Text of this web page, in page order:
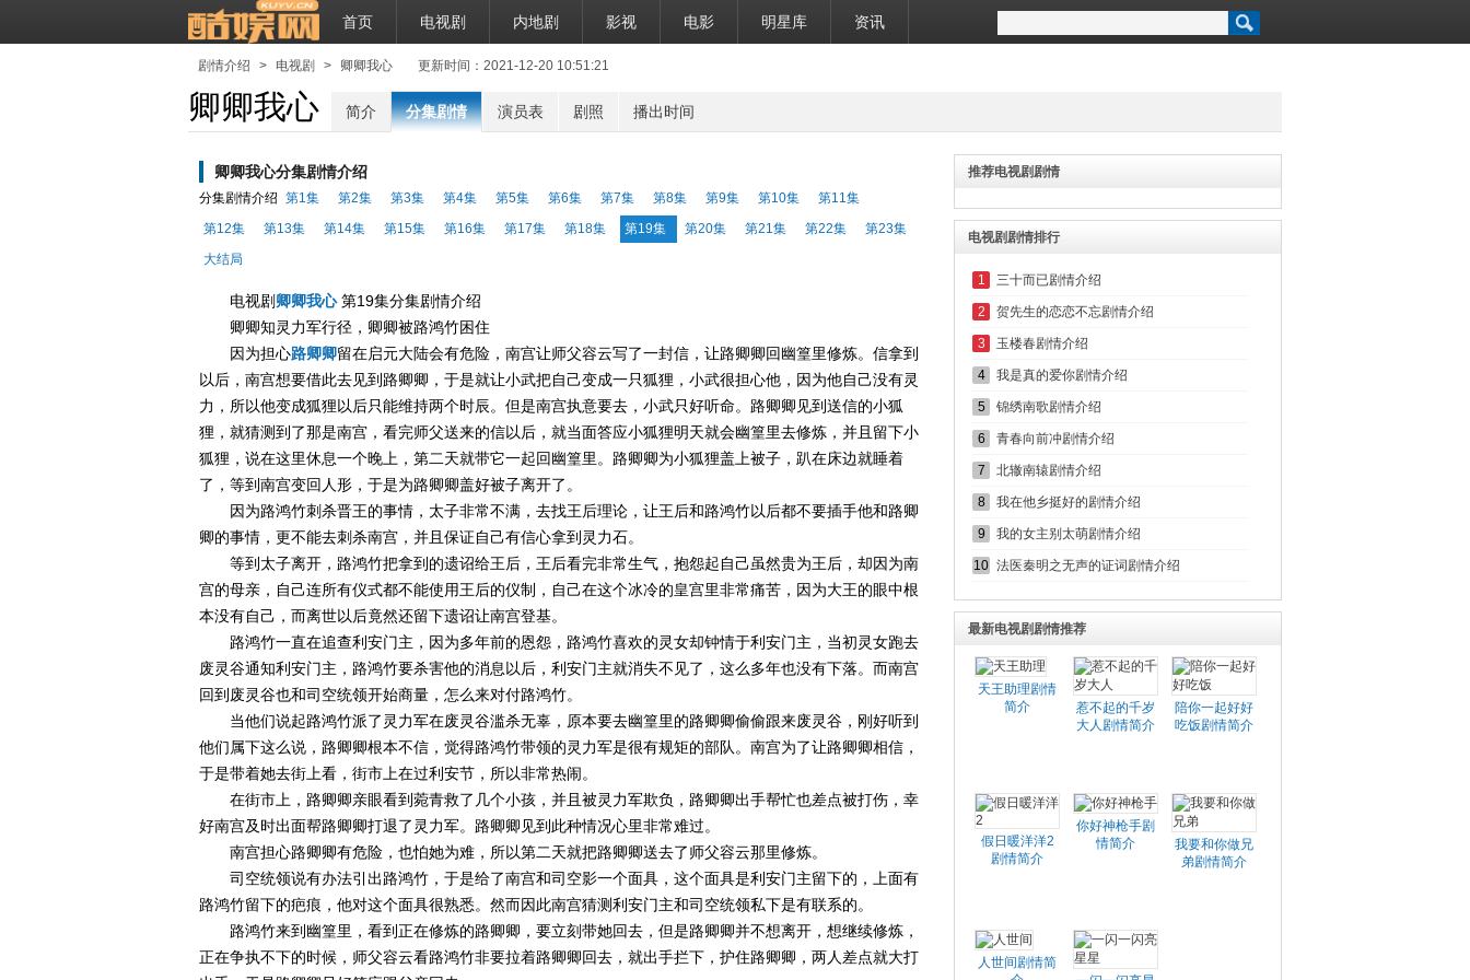
首页 电视剧 内地剧 影视 电影 明星库 资讯
剧情介绍 > 电视剧 > 卿卿我心 更新时间：2021-12-20 10:51:21
卿卿我心 简介 分集剧情 演员表 剧照 播出时间
卿卿我心分集剧情介绍
分集剧情介绍 第1集 第2集 第3集 第4集 第5集 第6集 第7集 第8集 第9集 第10集
第11集
第12集
第13集 第14集 第15集 第16集 第17集 第18集 第19集 第20集 第21集 第22集
第23集
大结局
电视剧 卿卿我心第19集分集剧情介绍
卿卿知灵力军行径，卿卿被路鸿竹困住
因为担心路卿卿留在启元大陆会有危险，南宫让师父容云写了一封信，让路卿卿回幽篁里修炼。信拿到
以后，南宫想要借此去见到路卿卿，于是就让小武把自己变成一只狐狸，小武很担心他，因为他自己没有灵
力，所以他变成狐狸以后只能维持两个时辰。但是南宫执意要去，小武只好听命。路卿卿见到送信的小狐
狸，就猜测到了那是南宫，看完师父送来的信以后，就当面答应小狐狸明天就会幽篁里去修炼，并且留下小
狐狸，说在这里休息一个晚上，第二天就带它一起回幽篁里。路卿卿为小狐狸盖上被子，趴在床边就睡着
了，等到南宫变回人形，于是为路卿卿盖好被子离开了。
因为路鸿竹刺杀晋王的事情，太子非常不满，去找王后理论，让王后和路鸿竹以后都不要插手他和路卿
卿的事情，更不能去刺杀南宫，并且保证自己有信心拿到灵力石。
等到太子离开，路鸿竹把拿到的遗诏给王后，王后看完非常生气，抱怨起自己虽然贵为王后，却因为南
宫的母亲，自己连所有仪式都不能使用王后的仪制，自己在这个冰冷的皇宫里非常痛苦，因为大王的眼中根
本没有自己，而离世以后竟然还留下遗诏让南宫登基。
路鸿竹一直在追查利安门主，因为多年前的恩怨，路鸿竹喜欢的灵女却钟情于利安门主，当初灵女跑去
废灵谷通知利安门主，路鸿竹要杀害他的消息以后，利安门主就消失不见了，这么多年也没有下落。而南宫
回到废灵谷也和司空统领开始商量，怎么来对付路鸿竹。
当他们说起路鸿竹派了灵力军在废灵谷滥杀无辜，原本要去幽篁里的路卿卿偷偷跟来废灵谷，刚好听到
他们属下这么说，路卿卿根本不信，觉得路鸿竹带领的灵力军是很有规矩的部队。南宫为了让路卿卿相信，
于是带着她去街上看，街市上在过利安节，所以非常热闹。
在街市上，路卿卿亲眼看到菀青救了几个小孩，并且被灵力军欺负，路卿卿出手帮忙也差点被打伤，幸
好南宫及时出面帮路卿卿打退了灵力军。路卿卿见到此种情况心里非常难过。
南宫担心路卿卿有危险，也怕她为难，所以第二天就把路卿卿送去了师父容云那里修炼。
司空统领说有办法引出路鸿竹，于是给了南宫和司空影一个面具，这个面具是利安门主留下的，上面有
路鸿竹留下的疤痕，他对这个面具很熟悉。然而因此南宫猜测利安门主和司空统领私下是有联系的。
路鸿竹来到幽篁里，看到正在修炼的路卿卿，要立刻带她回去，但是路卿卿并不想离开，想继续修炼，
正在争执不下的时候，师父容云看路鸿竹非要拉着路卿卿回去，就出手拦下，护住路卿卿，两人差点就大打
推荐电视剧剧情
电视剧剧情排行
1 三十而已剧情介绍
2 贺先生的恋恋不忘剧情介绍
3 玉楼春剧情介绍
4 我是真的爱你剧情介绍
5 锦绣南歌剧情介绍
6 青春向前冲剧情介绍
7 北辙南辕剧情介绍
8 我在他乡挺好的剧情介绍
9 我的女主别太萌剧情介绍
10 法医秦明之无声的证词剧情介绍
最新电视剧剧情推荐
天王助理剧情
简介
惹不起的千岁
大人剧情简介
陪你一起好好
吃饭剧情简介
假日暖洋洋2
剧情简介
你好神枪手剧
情简介
我要和你做兄
弟剧情简介
人世间剧情简